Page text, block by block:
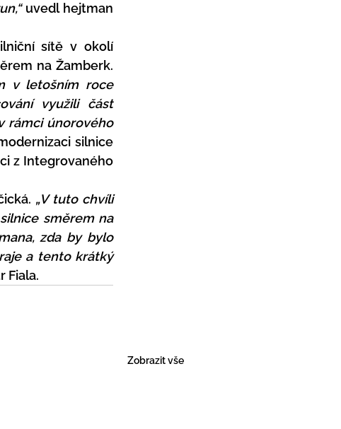
uvedl hejtman
sítě v okolí
v letošním roce
využili část
rámci únorového
silnice
z Integrovaného
„V tuto chvíli
směrem na
zda by bylo
a tento krátký
Fiala.
Zobrazit vše